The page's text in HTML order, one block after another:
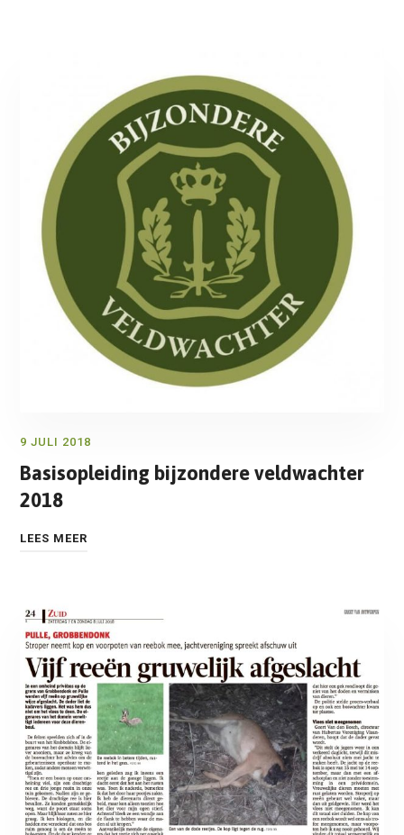
9 JULI 2018
Basisopleiding bijzondere veldwachter
2018
LEES MEER